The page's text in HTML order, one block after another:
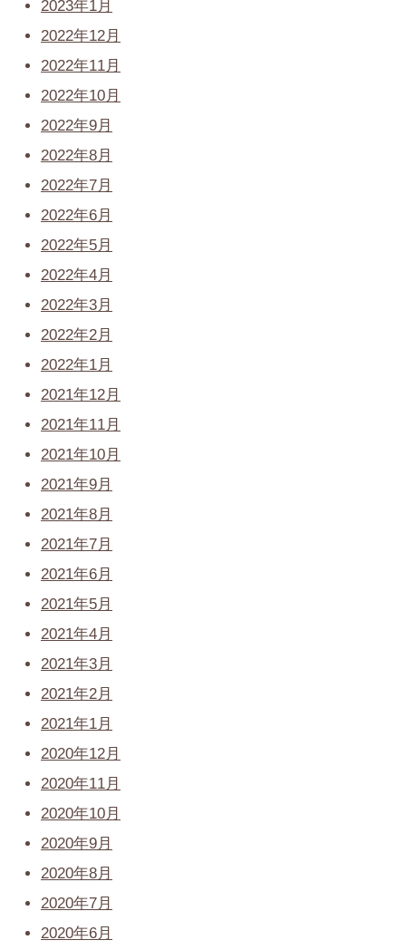
2023年1月
2022年12月
2022年11月
2022年10月
2022年9月
2022年8月
2022年7月
2022年6月
2022年5月
2022年4月
2022年3月
2022年2月
2022年1月
2021年12月
2021年11月
2021年10月
2021年9月
2021年8月
2021年7月
2021年6月
2021年5月
2021年4月
2021年3月
2021年2月
2021年1月
2020年12月
2020年11月
2020年10月
2020年9月
2020年8月
2020年7月
2020年6月